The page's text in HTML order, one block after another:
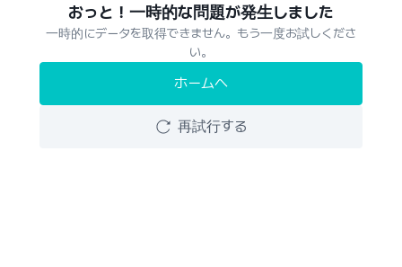
おっと！一時的な問題が発生しました
一時的にデータを取得できません。もう一度お試しくださ
い。
ホームへ
再試行する